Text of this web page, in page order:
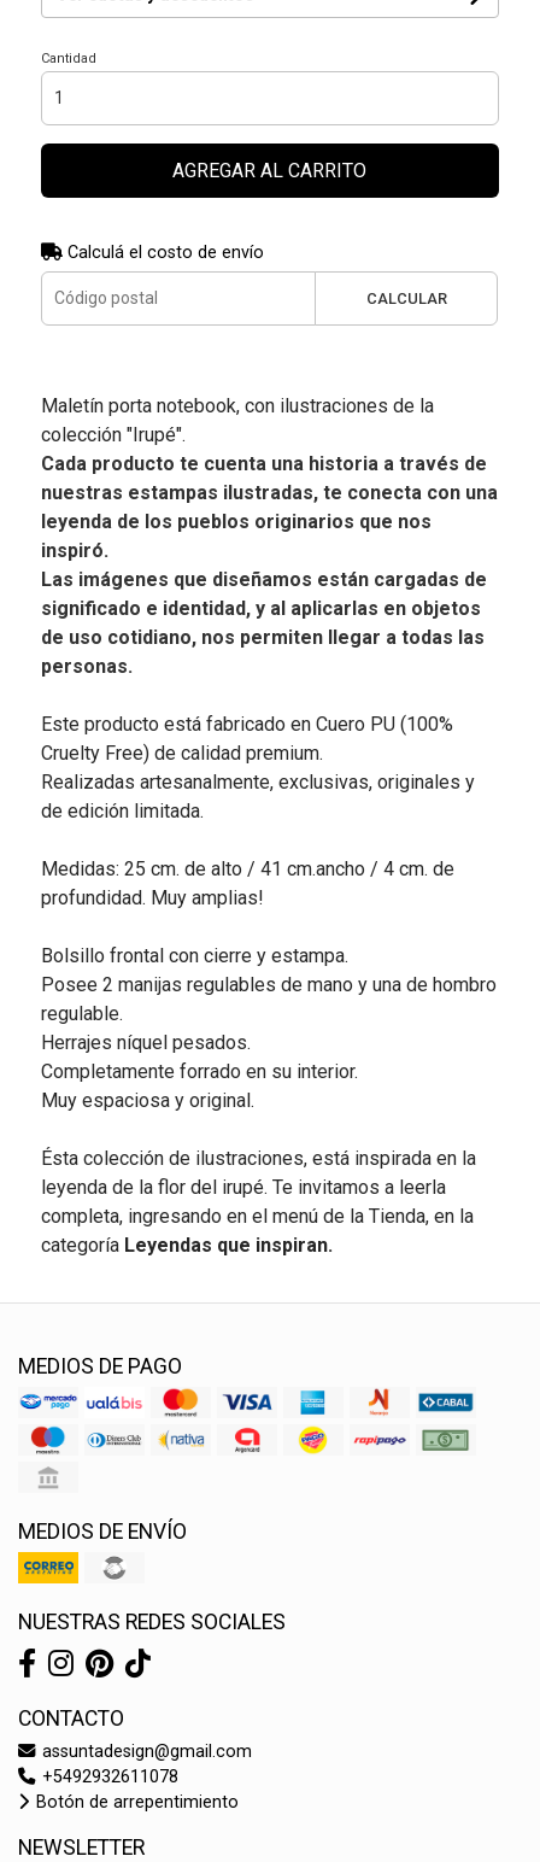
Cantidad
AGREGAR AL CARRITO
Calculá el costo de envío
CALCULAR
Maletín porta notebook, con ilustraciones de la
colección "Irupé".
Cada producto te cuenta una historia a través de
nuestras estampas ilustradas, te conecta con una
leyenda de los pueblos originarios que nos
inspiró.
Las imágenes que diseñamos están cargadas de
significado e identidad, y al aplicarlas en objetos
de uso cotidiano, nos permiten llegar a todas las
personas.
Este producto está fabricado en Cuero PU (100%
Cruelty Free) de calidad premium.
Realizadas artesanalmente, exclusivas, originales y
de edición limitada.
Medidas: 25 cm. de alto / 41 cm.ancho / 4 cm. de
profundidad. Muy amplias!
Bolsillo frontal con cierre y estampa.
Posee 2 manijas regulables de mano y una de hombro
regulable.
Herrajes níquel pesados.
Completamente forrado en su interior.
Muy espaciosa y original.
Ésta colección de ilustraciones, está inspirada en la
leyenda de la flor del irupé. Te invitamos a leerla
completa, ingresando en el menú de la Tienda, en la
categoría Leyendas que inspiran.
MEDIOS DE PAGO
MEDIOS DE ENVÍO
NUESTRAS REDES SOCIALES
CONTACTO
assuntadesign@gmail.com
+5492932611078
Botón de arrepentimiento
NEWSLETTER